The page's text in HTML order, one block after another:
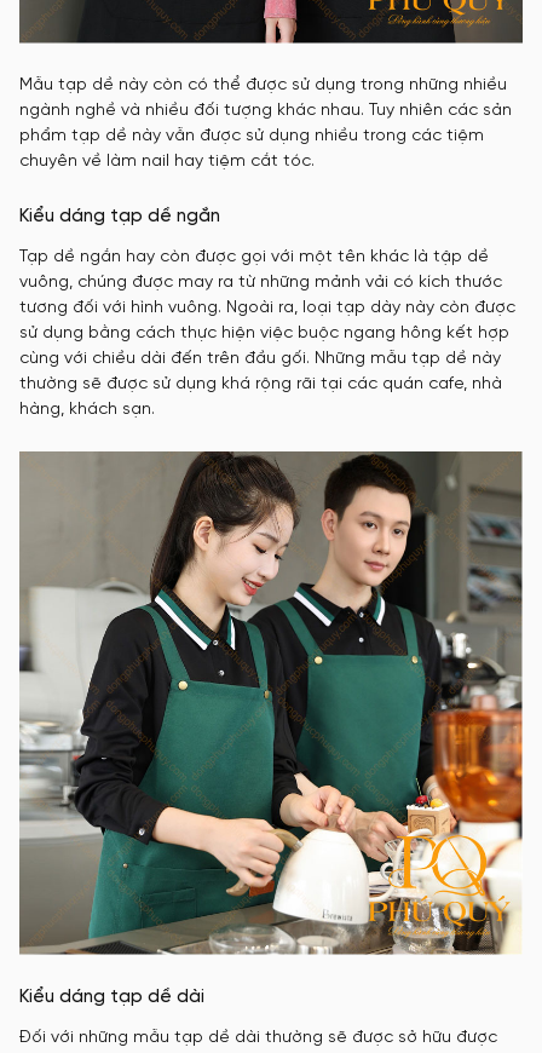
Mẫu tạp dề này còn có thể được sử dụng trong những nhiều
ngành nghề và nhiều đối tượng khác nhau. Tuy nhiên các sản
phẩm tạp dề này vẫn được sử dụng nhiều trong các tiệm
chuyên về làm nail hay tiệm cắt tóc.
Kiểu dáng tạp dề ngắn
Tạp dề ngắn hay còn được gọi với một tên khác là tập dề
vuông, chúng được may ra từ những mảnh vải có kích thước
tương đối với hình vuông. Ngoài ra, loại tạp dày này còn được
sử dụng bằng cách thực hiện việc buộc ngang hông kết hợp
cùng với chiều dài đến trên đầu gối. Những mẫu tạp dề này
thường sẽ được sử dụng khá rộng rãi tại các quán cafe, nhà
hàng, khách sạn.
Kiểu dáng tạp dề dài
Đối với những mẫu tạp dề dài thường sẽ được sở hữu được